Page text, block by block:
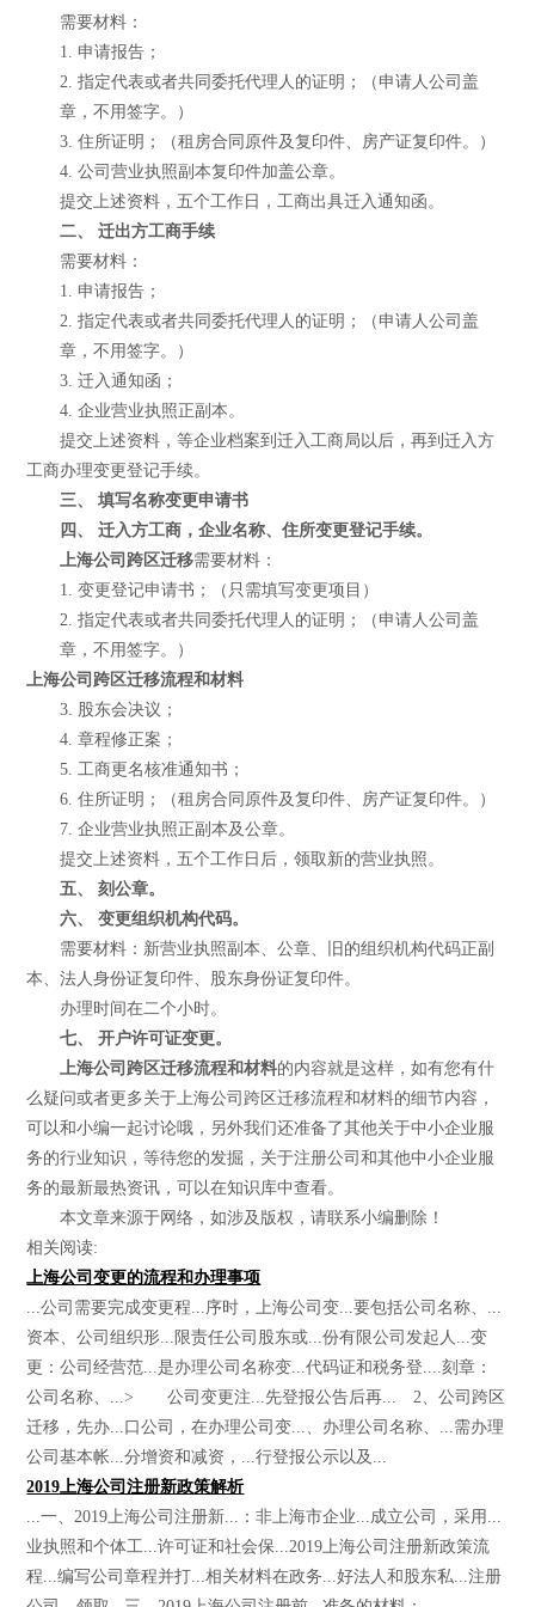
需要材料：
1. 申请报告；
2. 指定代表或者共同委托代理人的证明；（申请人公司盖
章，不用签字。）
3. 住所证明；（租房合同原件及复印件、房产证复印件。）
4. 公司营业执照副本复印件加盖公章。
提交上述资料，五个工作日，工商出具迁入通知函。
二、 迁出方工商手续
需要材料：
1. 申请报告；
2. 指定代表或者共同委托代理人的证明；（申请人公司盖
章，不用签字。）
3. 迁入通知函；
4. 企业营业执照正副本。
提交上述资料，等企业档案到迁入工商局以后，再到迁入方
工商办理变更登记手续。
三、 填写名称变更申请书
四、 迁入方工商，企业名称、住所变更登记手续。
上海公司跨区迁移需要材料：
1. 变更登记申请书；（只需填写变更项目）
2. 指定代表或者共同委托代理人的证明；（申请人公司盖
章，不用签字。）
上海公司跨区迁移流程和材料
3. 股东会决议；
4. 章程修正案；
5. 工商更名核准通知书；
6. 住所证明；（租房合同原件及复印件、房产证复印件。）
7. 企业营业执照正副本及公章。
提交上述资料，五个工作日后，领取新的营业执照。
五、 刻公章。
六、 变更组织机构代码。
需要材料：新营业执照副本、公章、旧的组织机构代码正副
本、法人身份证复印件、股东身份证复印件。
办理时间在二个小时。
七、 开户许可证变更。
上海公司跨区迁移流程和材料的内容就是这样，如有您有什
么疑问或者更多关于上海公司跨区迁移流程和材料的细节内容，
可以和小编一起讨论哦，另外我们还准备了其他关于中小企业服
务的行业知识，等待您的发掘，关于注册公司和其他中小企业服
务的最新最热资讯，可以在知识库中查看。
本文章来源于网络，如涉及版权，请联系小编删除！
相关阅读:
上海公司变更的流程和办理事项
...公司需要完成变更程...序时，上海公司变...要包括公司名称、...
资本、公司组织形...限责任公司股东或...份有限公司发起人...变
更：公司经营范...是办理公司名称变...代码证和税务登....刻章：
公司名称、...> 公司变更注...先登报公告后再... 2、公司跨区
迁移，先办...口公司，在办理公司变...、办理公司名称、...需办理
公司基本帐...分增资和减资，...行登报公示以及...
2019上海公司注册新政策解析
...一、2019上海公司注册新...：非上海市企业...成立公司，采用...
业执照和个体工...许可证和社会保...2019上海公司注册新政策流
程...编写公司章程并打...相关材料在政务...好法人和股东私...注册